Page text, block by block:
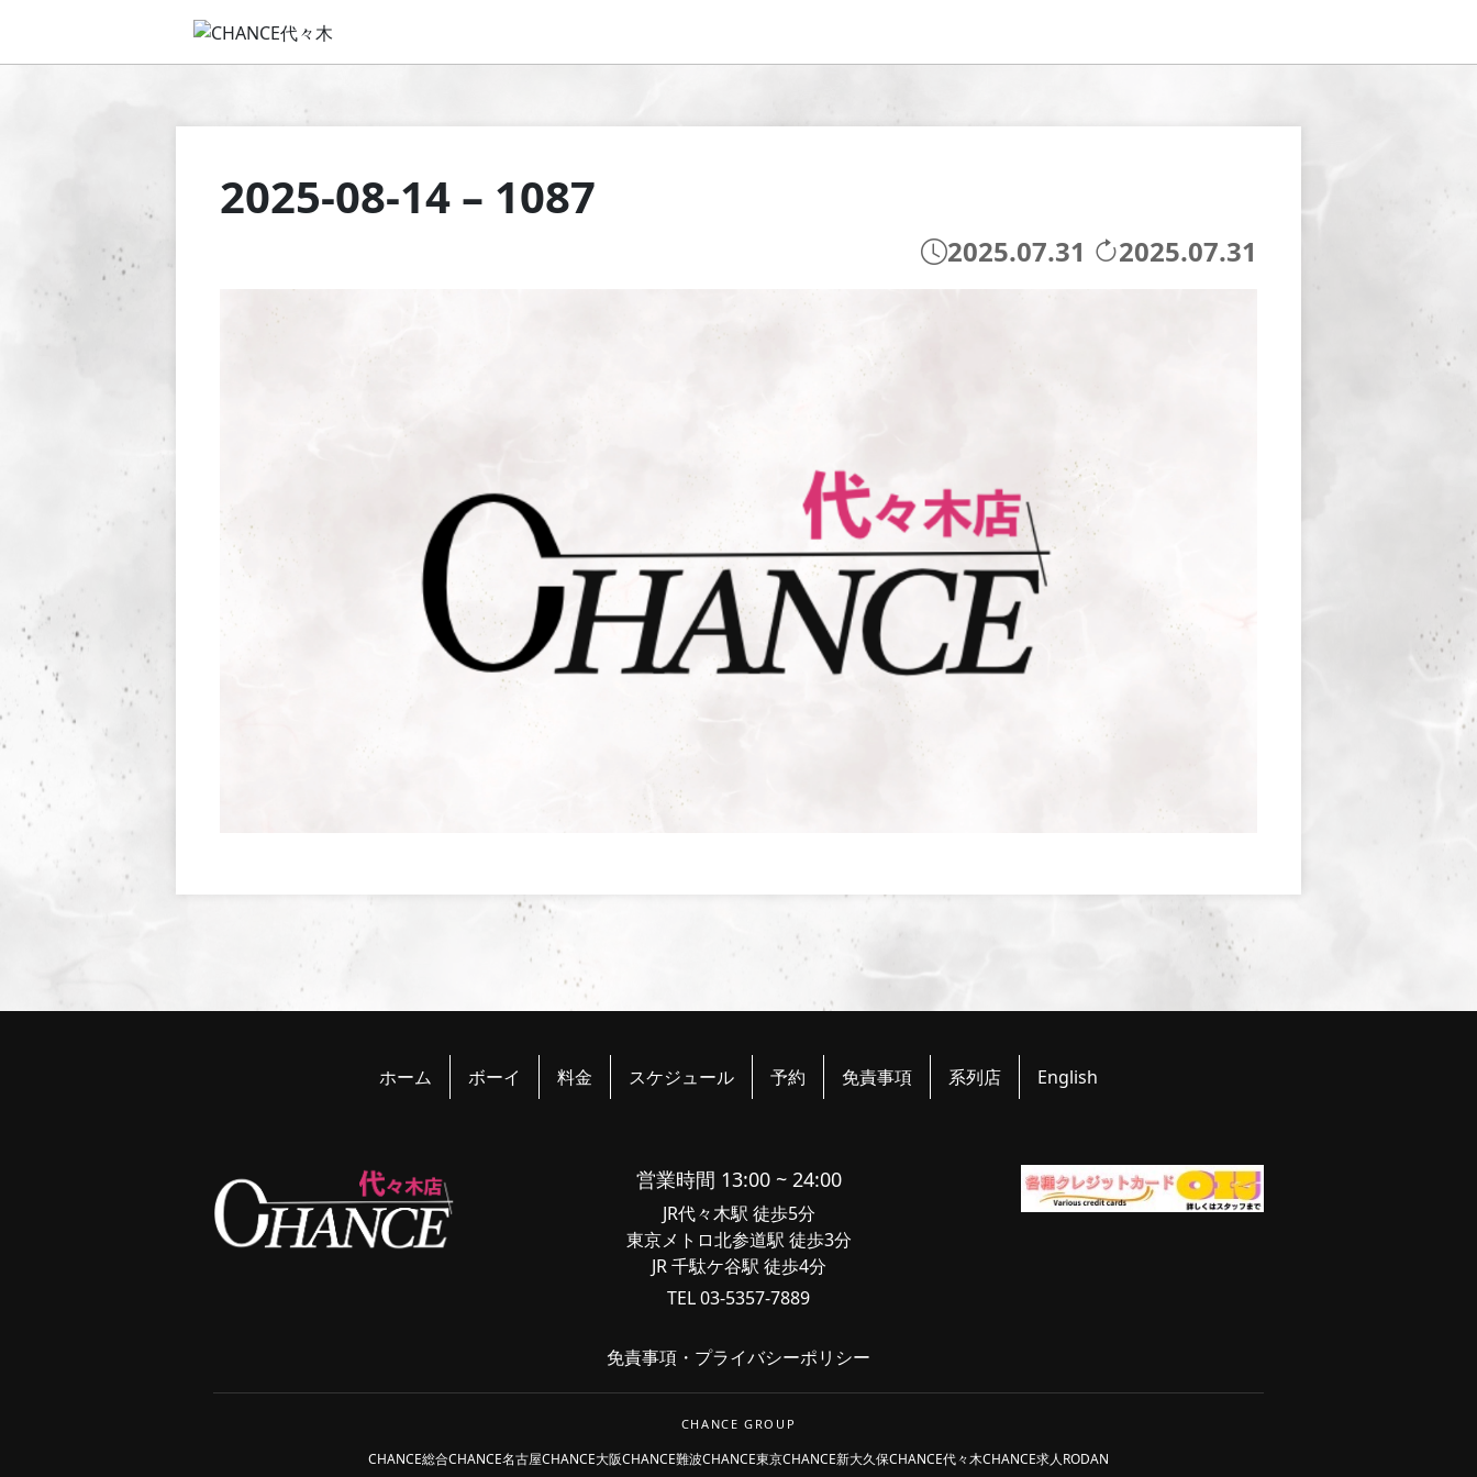
2025-08-14 – 1087
2025.07.31 2025.07.31
ホーム ボーイ 料金 スケジュール 予約 免責事項 系列店 English
営業時間 13:00 ~ 24:00
JR代々木駅 徒歩5分
東京メトロ北参道駅 徒歩3分
JR 千駄ケ谷駅 徒歩4分
TEL 03-5357-7889
免責事項 ・ プライバシーポリシー
CHANCE GROUP
CHANCE総合CHANCE名古屋CHANCE大阪CHANCE難波CHANCE東京CHANCE新大久保CHANCE代々木CHANCE求人RODAN